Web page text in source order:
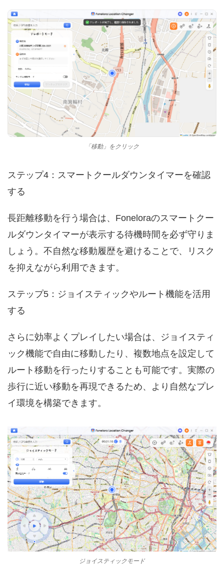
「移動」をクリック
ステップ4：スマートクールダウンタイマーを確認
する
長距離移動を行う場合は、Foneloraのスマートクー
ルダウンタイマーが表示する待機時間を必ず守りま
しょう。不自然な移動履歴を避けることで、リスク
を抑えながら利用できます。
ステップ5：ジョイスティックやルート機能を活用
する
さらに効率よくプレイしたい場合は、ジョイスティ
ック機能で自由に移動したり、複数地点を設定して
ルート移動を行ったりすることも可能です。実際の
歩行に近い移動を再現できるため、より自然なプレ
イ環境を構築できます。
ジョイスティックモード